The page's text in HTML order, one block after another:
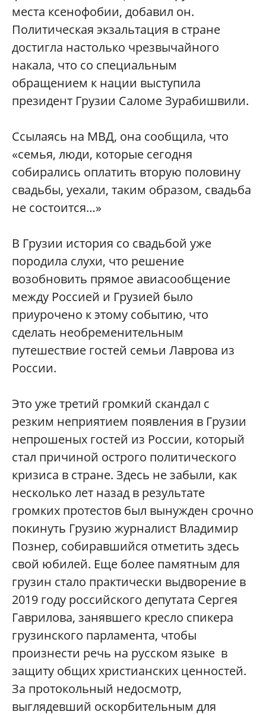
места ксенофобии, добавил он.
Политическая экзальтация в стране
достигла настолько чрезвычайного
накала, что со специальным
обращением к нации выступила
президент Грузии Саломе Зурабишвили.
Ссылаясь на МВД, она сообщила, что
«семья, люди, которые сегодня
собирались оплатить вторую половину
свадьбы, уехали, таким образом, свадьба
не состоится…»
В Грузии история со свадьбой уже
породила слухи, что решение
возобновить прямое авиасообщение
между Россией и Грузией было
приурочено к этому событию, что
сделать необременительным
путешествие гостей семьи Лаврова из
России.
Это уже третий громкий скандал с
резким неприятием появления в Грузии
непрошеных гостей из России, который
стал причиной острого политического
кризиса в стране. Здесь не забыли, как
несколько лет назад в результате
громких протестов был вынужден срочно
покинуть Грузию журналист Владимир
Познер, собиравшийся отметить здесь
свой юбилей. Еще более памятным для
грузин стало практически выдворение в
2019 году российского депутата Сергея
Гаврилова, занявшего кресло спикера
грузинского парламента, чтобы
произнести речь на русском языке в
защиту общих христианских ценностей.
За протокольный недосмотр,
выглядевший оскорбительным для